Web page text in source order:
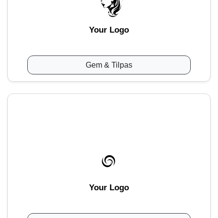
Your Logo
Gem & Tilpas
Your Logo